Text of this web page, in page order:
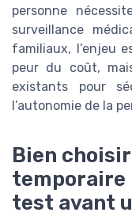
personne
surveillance
familiaux, l’enjeu
peur du coût,
existants pour
l’autonomie de la
Bien
temporaire
test avant